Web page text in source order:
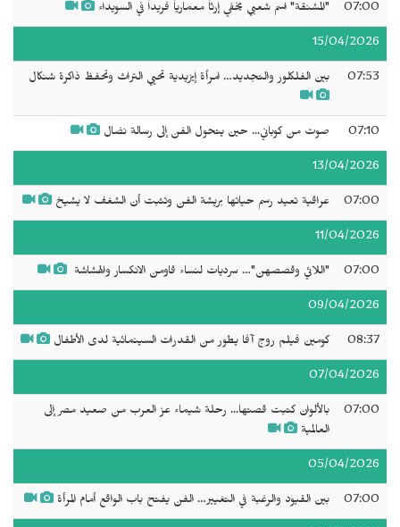
07:00 "المشنقة" اسم شعبي يخفي إرثاً معمارياً فريداً في السويداء
15/04/2026
07:53 بين الفلكلور والتجديد… امرأة إيزيدية تحيي التراث وتحفظ ذاكرة شنكال
07:10 صوت من كوباني... حين يتحول الفن إلى رسالة نضال
13/04/2026
07:00 عراقية تعيد رسم حياتها بريشة الفن وتثبت أن الشغف لا يشيخ
11/04/2026
07:00 "‬اللائي وقصصهن‫"…‬ سرديات لنساء قاومن الانكسار والهشاشة ‬‬‬‬
09/04/2026
08:37 كومين فيلم روج آفا يطور من القدرات السينمائية لدى الأطفال
07/04/2026
07:00
بالألوان كتبت قصتها... رحلة شيماء عز العرب من صعيد مصر إلى
العالمية
05/04/2026
07:00 بين القيود والرغبة في التغيير… الفن يفتح باب الواقع أمام المرأة